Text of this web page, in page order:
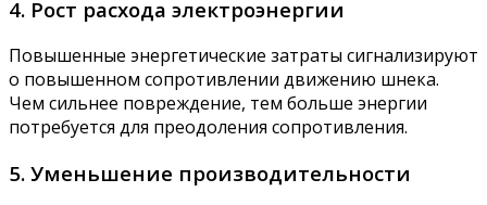
4. Рост расхода электроэнергии
Повышенные энергетические затраты сигнализируют
о повышенном сопротивлении движению шнека.
Чем сильнее повреждение, тем больше энергии
потребуется для преодоления сопротивления.
5. Уменьшение производительности